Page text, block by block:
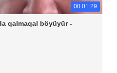
00:01:29
qalmaqal böyüyür -